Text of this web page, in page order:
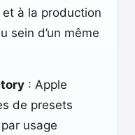
à la production
sein d’un même
: Apple
de presets
usage